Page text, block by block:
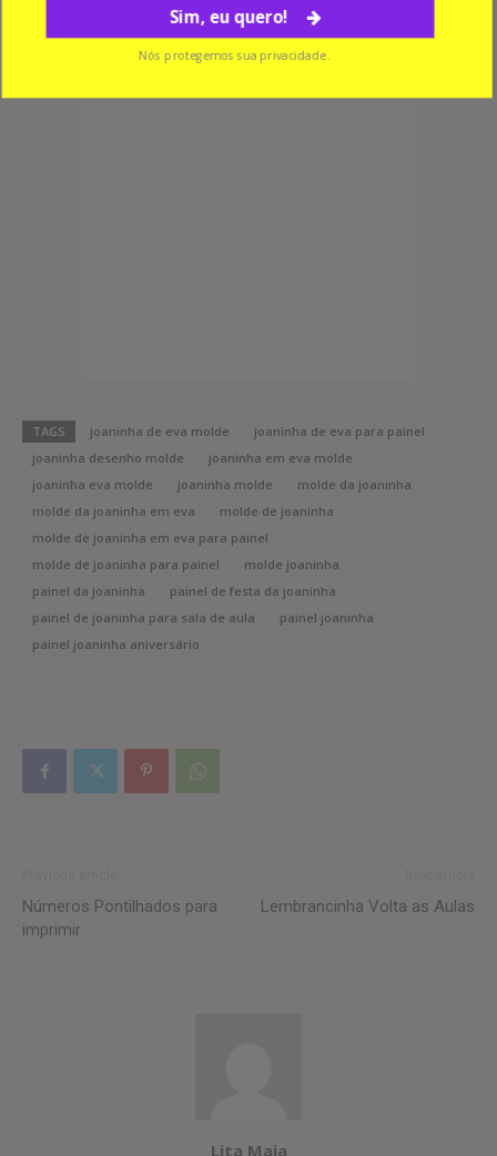
TAGS joaninha de eva molde
joaninha de eva para painel
joaninha desenho molde
joaninha em eva molde
joaninha eva molde
joaninha molde
molde da joaninha
molde da joaninha em eva
molde de joaninha
molde de joaninha em eva para painel
molde de joaninha para painel
molde joaninha
painel da joaninha
painel de festa da joaninha
painel de joaninha para sala de aula
painel joaninha
painel joaninha aniversário
Números Pontilhados para
imprimir
Lembrancinha Volta as Aulas
Lita Maia
Sim, eu quero!
Nós protegemos sua privacidade.